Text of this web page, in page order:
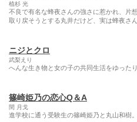
植杉 光
不良で有名な蜂夜さんの強さに惹かれ、片
取り戻そうとする丸井だけど、実は蜂夜
ニジとクロ
武梨えり
へんな生き物と女の子の共同生活をゆった
篠崎姫乃の恋心Q＆A
閏 月戈
進学校に通う受験生の篠崎姫乃と丸山和樹